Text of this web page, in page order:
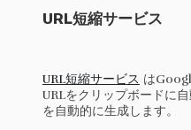
URL短縮サービス
URL短縮サービス は
URLをクリップボードに
を自動的に生成します。